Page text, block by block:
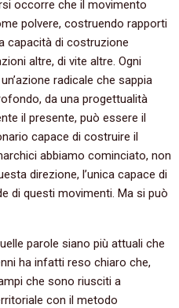
occorre che il movimento
polvere, costruendo rapporti
capacità di costruzione
altre, di vite altre. Ogni
radicale che sappia
da una progettualità
il presente, può essere il
capace di costruire il
abbiamo cominciato, non
direzione, l’unica capace di
di questi movimenti. Ma si può
parole siano più attuali che
ha infatti reso chiaro che,
che sono riusciti a
con il metodo